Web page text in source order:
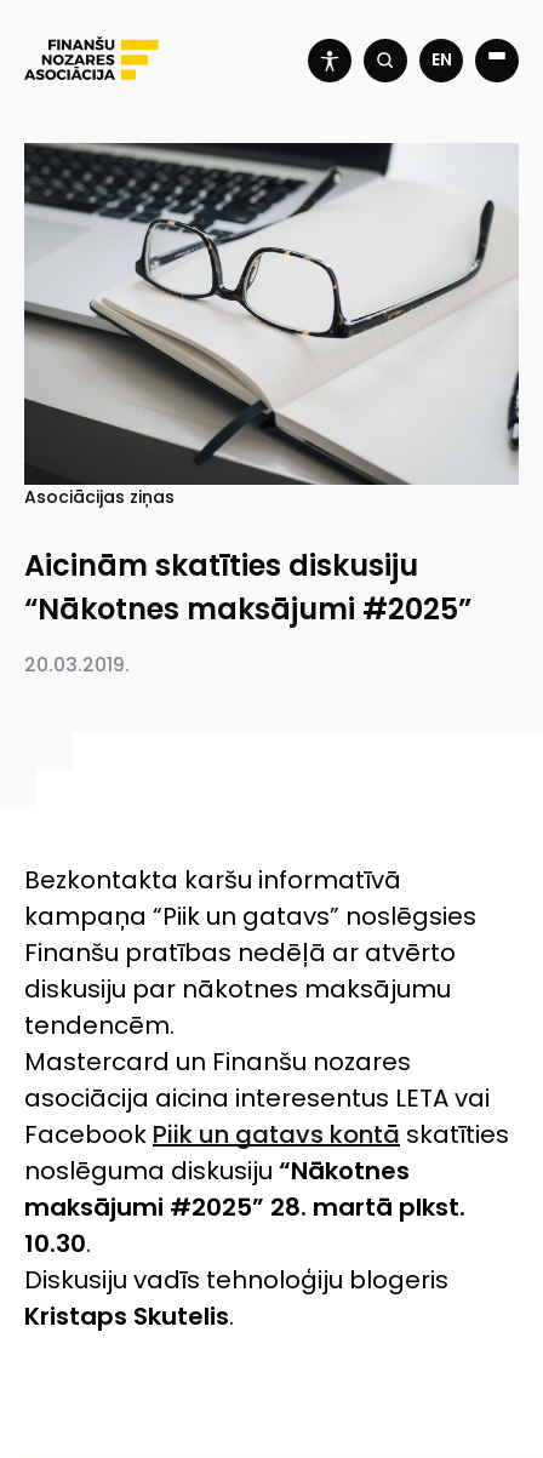
EN
Asociācijas ziņas
Aicinām skatīties diskusiju
“Nākotnes maksājumi #2025”
20.03.2019.
Bezkontakta karšu informatīvā
kampaņa “Piik un gatavs” noslēgsies
Finanšu pratības nedēļā ar atvērto
diskusiju par nākotnes maksājumu
tendencēm.
Mastercard un Finanšu nozares
asociācija aicina interesentus LETA vai
Facebook Piik un gatavs kontā skatīties
noslēguma diskusiju “Nākotnes
maksājumi #2025” 28. martā plkst.
10.30.
Diskusiju vadīs tehnoloģiju blogeris
Kristaps Skutelis.